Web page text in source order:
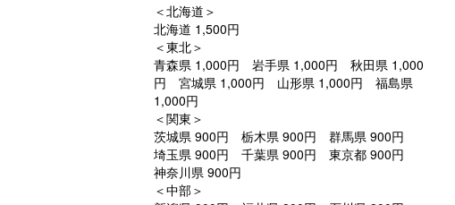
＜北海道＞
北海道 1,500円
＜東北＞
青森県 1,000円 岩手県 1,000円 秋田県 1,000
円 宮城県 1,000円 山形県 1,000円 福島県
1,000円
＜関東＞
茨城県 900円 栃木県 900円 群馬県 900円
埼玉県 900円 千葉県 900円 東京都 900円
神奈川県 900円
＜中部＞